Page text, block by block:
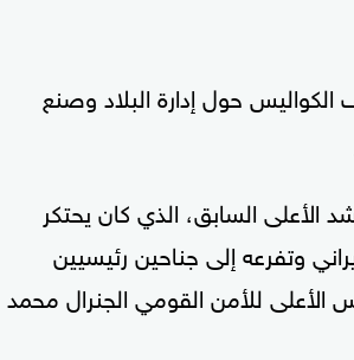
حول إدارة البلاد وصنع
السابق، الذي كان يحتكر
وتفرعه إلى جناحين رئيسيين
الأعلى للأمن القومي الجنرال محمد